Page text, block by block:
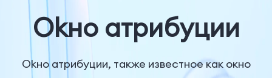
Ресурсы
Okно атрибуции
Okно атрибуции, также известное как окно